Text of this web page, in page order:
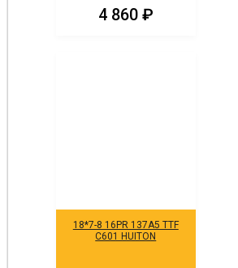
4 860 ₽
18*7-8 16PR 137A5 TTF
C601 HUITON